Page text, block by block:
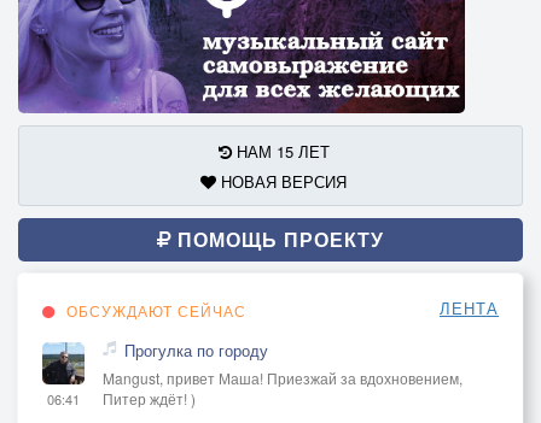
НАМ 15 ЛЕТ
НОВАЯ ВЕРСИЯ
ПОМОЩЬ ПРОЕКТУ
ОБСУЖДАЮТ СЕЙЧАС ЛЕНТА
06:41
Прогулка по городу
Mangust, привет Маша! Приезжай за вдохновением,
Питер ждёт! )